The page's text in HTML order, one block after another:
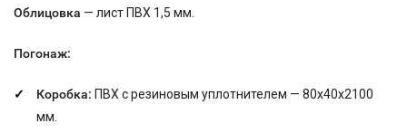
Облицовка — лист ПВХ 1,5 мм.
Погонаж:
Коробка: ПВХ с резиновым уплотнителем — 80х40х2100
мм.